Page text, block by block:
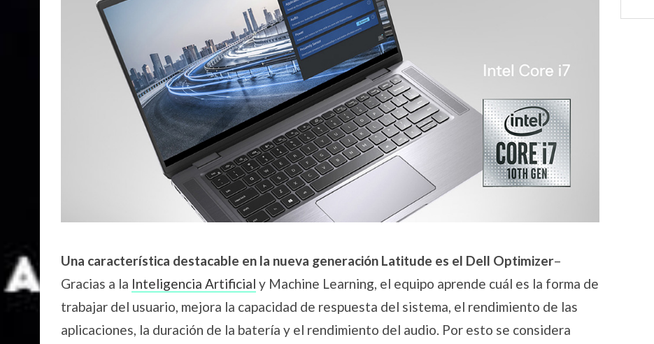
Una característica destacable en la nueva generación Latitude es el Dell Optimizer–
Gracias a la Inteligencia Artificial y Machine Learning, el equipo aprende cuál es la forma de
trabajar del usuario, mejora la capacidad de respuesta del sistema, el rendimiento de las
aplicaciones, la duración de la batería y el rendimiento del audio. Por esto se considera